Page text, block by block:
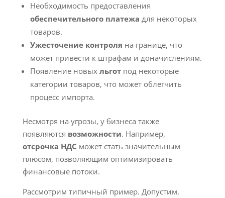
Необходимость предоставления
обеспечительного платежа для некоторых
товаров.
Ужесточение контроля на границе, что
может привести к штрафам и доначислениям.
Появление новых льготпод некоторые
категории товаров, что может облегчить
процесс импорта.
Несмотря на угрозы, у бизнеса также
появляются возможности. Например,
отсрочка НДС может стать значительным
плюсом, позволяющим оптимизировать
финансовые потоки.
Рассмотрим типичный пример. Допустим,